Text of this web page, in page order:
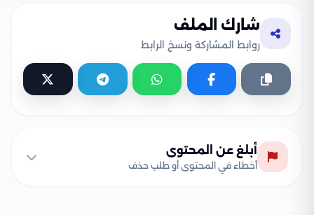
شارك الملف
روابط المشاركة ونسخ الرابط
أبلغ عن المحتوى
أخطاء في المحتوى أو طلب حذف